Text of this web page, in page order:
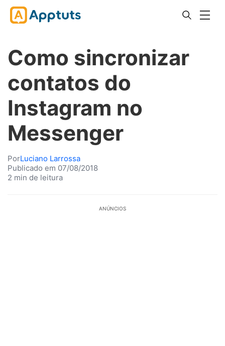
Como sincronizar
contatos do
Instagram no
Messenger
PorLuciano Larrossa
Publicado em 07/08/2018
2 min de leitura
ANÚNCIOS